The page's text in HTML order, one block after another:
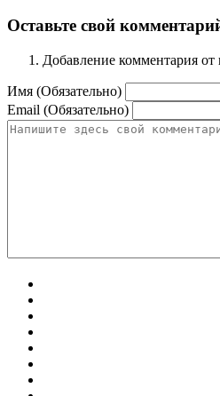
Оставьте свой
Добавление комментария от
Имя (Обязательно)
Email (Обязательно)